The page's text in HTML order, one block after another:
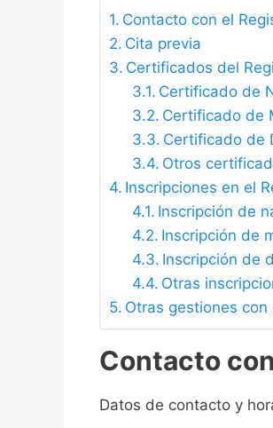
Contacto con el
Cita previa
Certificados del
Certificado de
Certificado de
Certificado de
Otros
Inscripciones en el
Inscripción de
Inscripción de
Inscripción de
Otras
Otras gestiones con
Contacto
Datos de contacto y